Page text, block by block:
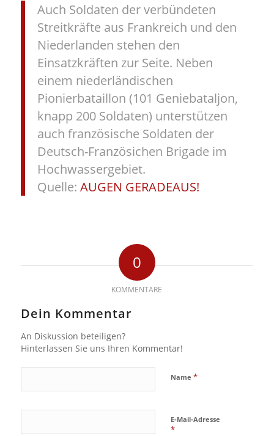
Auch Soldaten der verbündeten
Streitkräfte aus Frankreich und den
Niederlanden stehen den
Einsatzkräften zur Seite. Neben
einem niederländischen
Pionierbataillon (101 Geniebataljon,
knapp 200 Soldaten) unterstützen
auch französische Soldaten der
Deutsch-Französichen Brigade im
Hochwassergebiet.
Quelle: AUGEN GERADEAUS!
0
KOMMENTARE
Dein Kommentar
An Diskussion beteiligen?
Hinterlassen Sie uns Ihren Kommentar!
Name *
E-Mail-Adresse
*